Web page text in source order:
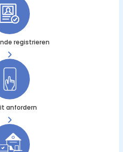
registrieren
anfordern